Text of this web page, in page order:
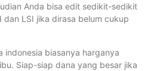
Anda bisa edit sedikit-sedikit
dan LSI jika dirasa belum cukup
indonesia biasanya harganya
Siap-siap dana yang besar jika